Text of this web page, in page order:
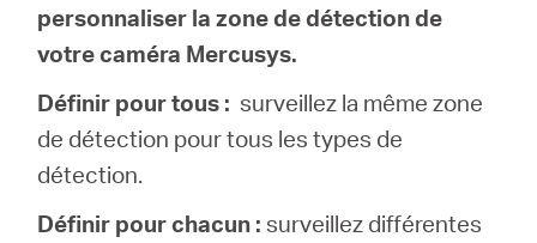
personnaliser la zone de détection de
votre caméra Mercusys.
Définir pour tous : surveillez la même zone
de détection pour tous les types de
détection.
Définir pour chacun : surveillez différentes